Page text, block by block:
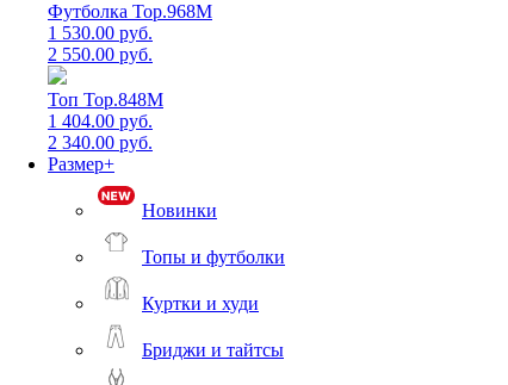
Футболка Top.968M
1 530.00 руб.
2 550.00 руб.
Топ Top.848M
1 404.00 руб.
2 340.00 руб.
Размер+
Новинки
Топы и футболки
Куртки и худи
Бриджи и тайтсы